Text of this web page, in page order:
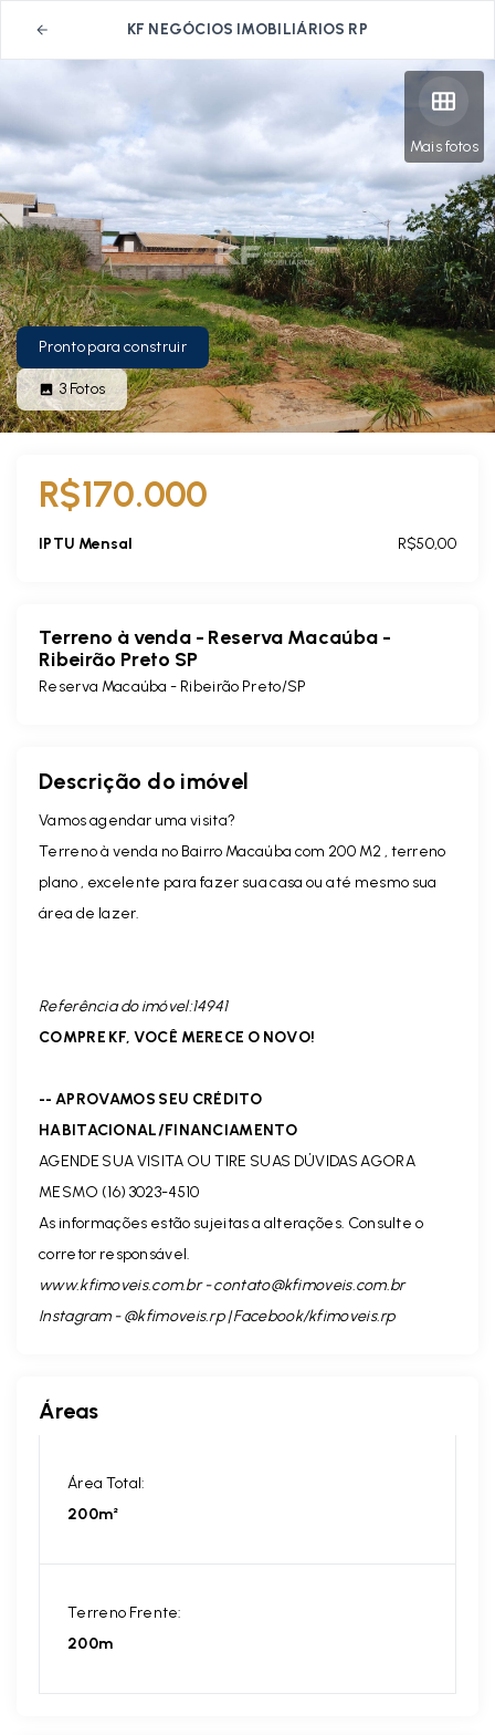
KF NEGÓCIOS IMOBILIÁRIOS RP
Mais fotos
Pronto para construir
3Fotos
R$170.000
IPTU Mensal R$50,00
Terreno à venda - Reserva Macaúba -
Ribeirão Preto SP
Reserva Macaúba - Ribeirão Preto/SP
Descrição do imóvel
Vamos agendar uma visita?
Terreno à venda no Bairro Macaúba com 200 M2 , terreno
plano , excelente para fazer sua casa ou até mesmo sua
área de lazer.
Referência do imóvel:14941
COMPRE KF, VOCÊ MERECE O NOVO!
-- APROVAMOS SEU CRÉDITO
HABITACIONAL/FINANCIAMENTO
AGENDE SUA VISITA OU TIRE SUAS DÚVIDAS AGORA
MESMO (16) 3023-4510
As informações estão sujeitas a alterações. Consulte o
corretor responsável.
www.kfimoveis.com.br -contato@kfimoveis.com.br
Instagram - @kfimoveis.rp | Facebook/kfimoveis.rp
Áreas
Área Total:
200m²
Terreno Frente:
200m